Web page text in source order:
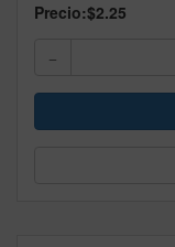
Precio:$2.25